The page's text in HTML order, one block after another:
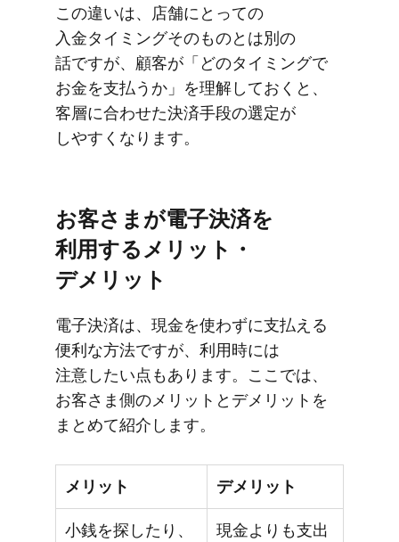
この​違いは、​店舗に​とっての​
入金タイミング​その​ものとは​別の​
話ですが、​顧客が​「どの​タイミングで​
お金を​支払うか」を​理解しておくと、​
客層に​合わせた​決済手段の​選定が​
しやすくなります。
お客さまが​電子決済を​
利用する​メリット・
デメリット
電子決済は、​現金を​使わずに​支払える​
便利な​方法ですが、​利用時には​
注意したい点も​あります。​ここでは、​
お客さま側の​メリットと​デメリットを​
まとめて​紹介します。
メリット デメリット
小銭を探したり、 現金よりも支出